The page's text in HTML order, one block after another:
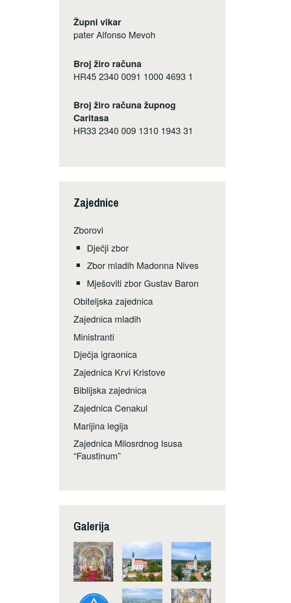
Župni vikar
pater Alfonso Mevoh
Broj žiro računa
HR45 2340 0091 1000 4693 1
Broj žiro računa župnog
Caritasa
HR33 2340 009 1310 1943 31
Zajednice
Zborovi
Dječji zbor
Zbor mladih Madonna Nives
Mješoviti zbor Gustav Baron
Obiteljska zajednica
Zajednica mladih
Ministranti
Dječja igraonica
Zajednica Krvi Kristove
Biblijska zajednica
Zajednica Cenakul
Marijina legija
Zajednica Milosrdnog Isusa
“Faustinum”
Galerija